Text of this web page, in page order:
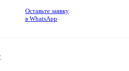
Оставьте заявку
в WhatsApp